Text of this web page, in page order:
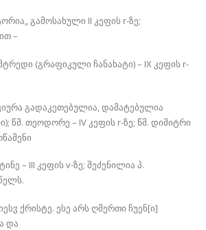
გამოსახული II კეფის r-ზე;
–
(გრაფიკული ჩანახატი) – IX კეფის r-
გადაკეთებულია, დამატებულია
წმ. თეოდორე – IV კეფის r-ზე; წმ. დიმიტრი
– III კეფის v-ზე; შეძენილია პ.
ქრისტე. ესე არს ღმერთი ჩუენ[ი]
და